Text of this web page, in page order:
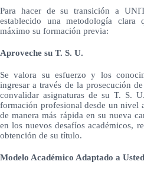
Para hacer de su transición a
establecido una metodología clara
máximo su formación previa:
Aproveche su T. S. U.
Se valora su esfuerzo y los
ingresar a través de la prosecución
convalidar asignaturas de su T. S.
formación profesional desde un nivel
de manera más rápida en su nueva
en los nuevos desafíos académicos,
obtención de su título.
Modelo Académico Adaptado a